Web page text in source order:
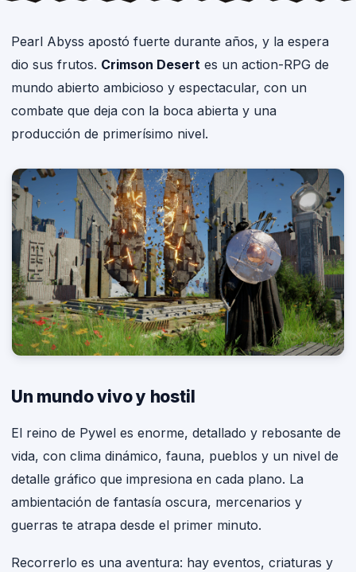
Pearl Abyss apostó fuerte durante años, y la espera
dio sus frutos. Crimson Desert es un action-RPG de
mundo abierto ambicioso y espectacular, con un
combate que deja con la boca abierta y una
producción de primerísimo nivel.
Un mundo vivo y hostil
El reino de Pywel es enorme, detallado y rebosante de
vida, con clima dinámico, fauna, pueblos y un nivel de
detalle gráfico que impresiona en cada plano. La
ambientación de fantasía oscura, mercenarios y
guerras te atrapa desde el primer minuto.
Recorrerlo es una aventura: hay eventos, criaturas y